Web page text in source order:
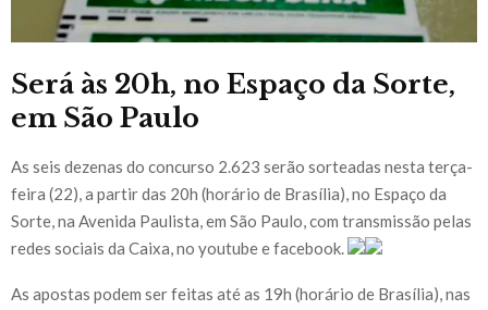
Será às 20h, no Espaço da Sorte,
em São Paulo
As seis dezenas do concurso 2.623 serão sorteadas nesta terça-
feira (22), a partir das 20h (horário de Brasília), no Espaço da
Sorte, na Avenida Paulista, em São Paulo, com transmissão pelas
redes sociais da Caixa, no youtube e facebook.
As apostas podem ser feitas até as 19h (horário de Brasília), nas